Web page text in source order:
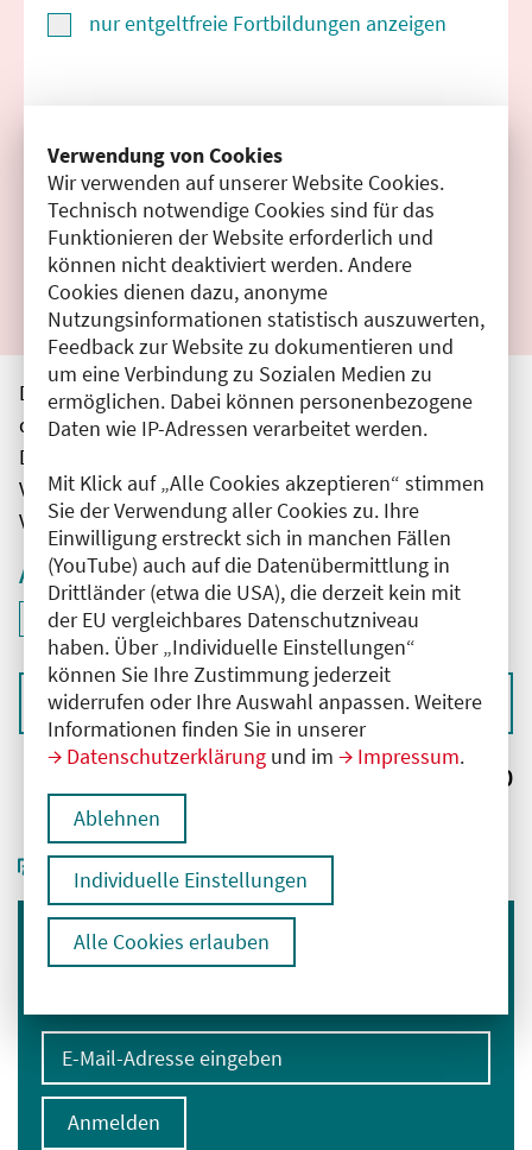
Verwendung von Cookies
Wir verwenden auf unserer Website Cookies.
Technisch notwendige Cookies sind für das
Funktionieren der Website erforderlich und
können nicht deaktiviert werden. Andere
Cookies dienen dazu, anonyme
Nutzungsinformationen statistisch auszuwerten,
Feedback zur Website zu dokumentieren und
um eine Verbindung zu Sozialen Medien zu
ermöglichen. Dabei können personenbezogene
Daten wie IP-Adressen verarbeitet werden.
Mit Klick auf „Alle Cookies akzeptieren“ stimmen
Sie der Verwendung aller Cookies zu. Ihre
Einwilligung erstreckt sich in manchen Fällen
(YouTube) auch auf die Datenübermittlung in
Drittländer (etwa die USA), die derzeit kein mit
der EU vergleichbares Datenschutzniveau
haben. Über „Individuelle Einstellungen“
können Sie Ihre Zustimmung jederzeit
widerrufen oder Ihre Auswahl anpassen. Weitere
Informationen finden Sie in unserer
Datenschutzerklärung und im Impressum.
Ablehnen
Individuelle Einstellungen
Alle Cookies erlauben
nur entgeltfreie Fortbildungen anzeigen
Filter zurücksetzen
Ergebnisse drucken
Die hier aufgeführten Veranstaltungen entsprechen
den unmittelbar vom Veranstalter getätigten Angaben.
Die Ärztekammer Berlin übernimmt keine
Verantwortung für den Inhalt, die Haftung obliegt dem
Veranstalter.
Aktive Filter
Filter
ID: ANT-2501724
deaktivieren und Suchergebnisse neu laden
Sortieren nach
Ergebnisse: 0
Immer informiert bleiben
E-Mail-Adresse eingeben
Anmelden